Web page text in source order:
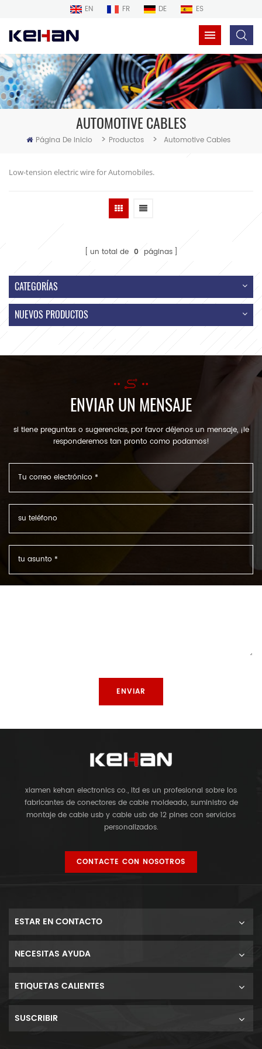
EN FR DE ES
AUTOMOTIVE CABLES
Página De Inicio > Productos > Automotive Cables
Low-tension electric wire for Automobiles.
un total de 0 páginas
CATEGORÍAS
NUEVOS PRODUCTOS
ENVIAR UN MENSAJE
si tiene preguntas o sugerencias, por favor déjenos un mensaje, ¡le
responderemos tan pronto como podamos!
xiamen kehan electronics co., ltd es un profesional sobre los
fabricantes de conectores de cable moldeado, suministro de
montaje de cable usb y cable usb de 12 pines con servicios
personalizados.
CONTACTE CON NOSOTROS
ESTAR EN CONTACTO
NECESITAS AYUDA
ETIQUETAS CALIENTES
SUSCRIBIR